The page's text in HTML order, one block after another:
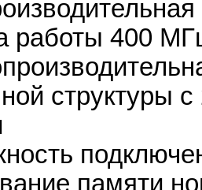
работы 400
структуры
памяти